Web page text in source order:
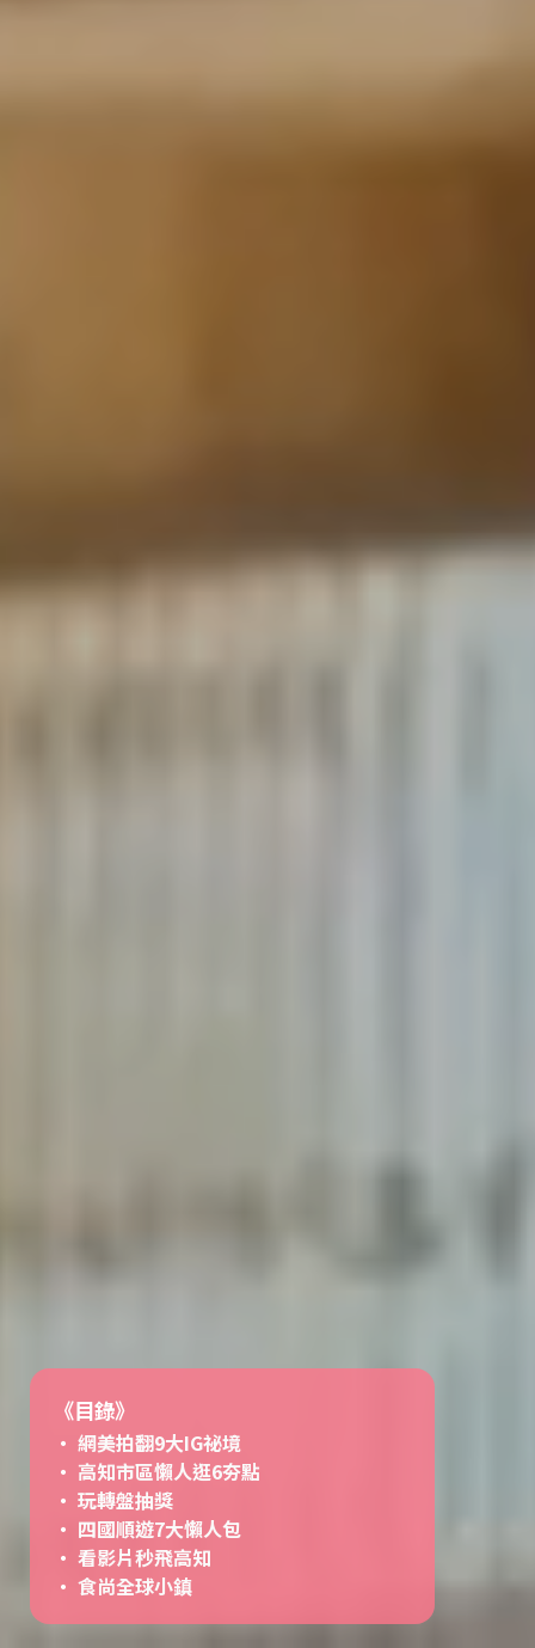
《目錄》
網美拍翻9大IG祕境
高知市區懶人逛6夯點
玩轉盤抽獎
四國順遊7大懶人包
看影片秒飛高知
食尚全球小鎮